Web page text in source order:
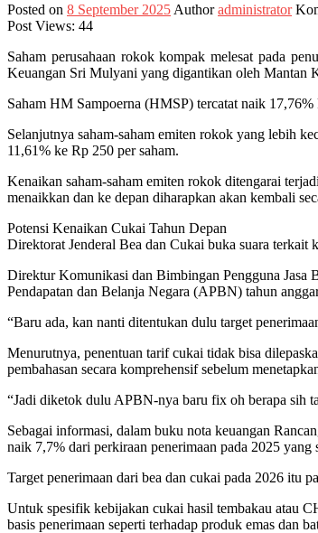
Posted on 8 September 2025 Author administrator
Post Views: 44
Saham perusahaan rokok kompak melesat pada
Keuangan Sri Mulyani yang digantikan oleh Mantan
Saham HM Sampoerna (HMSP) tercatat naik
Selanjutnya saham-saham emiten rokok yang lebih
11,61% ke Rp 250 per saham.
Kenaikan saham-saham emiten rokok ditengarai
menaikkan dan ke depan diharapkan akan kembali
Potensi Kenaikan Cukai Tahun Depan
Direktorat Jenderal Bea dan Cukai buka suara
Direktur Komunikasi dan Bimbingan Pengguna Jasa
Pendapatan dan Belanja Negara (APBN) tahun
“Baru ada, kan nanti ditentukan dulu target
Menurutnya, penentuan tarif cukai tidak bisa
pembahasan secara komprehensif sebelum
“Jadi diketok dulu APBN-nya baru fix oh berapa sih
Sebagai informasi, dalam buku nota keuangan
naik 7,7% dari perkiraan penerimaan pada 2025 yang
Target penerimaan dari bea dan cukai pada 2026 itu
Untuk spesifik kebijakan cukai hasil tembakau atau
basis penerimaan seperti terhadap produk emas dan